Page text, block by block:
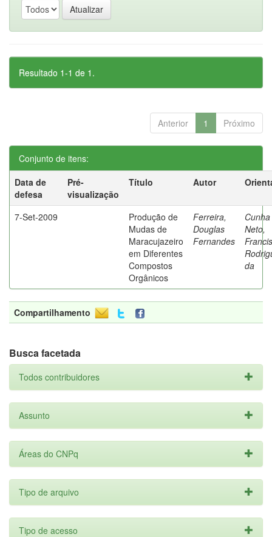
Resultado 1-1 de 1.
Anterior 1 Próximo
Conjunto de itens:
Data de
defesa
Pré-
visualização
Título Autor
7-Set-2009
Produção de
Mudas de
Maracujazeiro
em Diferentes
Compostos
Orgânicos
Ferreira,
Douglas
Fernandes
Cunha
Neto,
da
Compartilhamento
Busca facetada
Todos contribuidores
Assunto
Áreas do CNPq
Tipo de arquivo
Tipo de acesso